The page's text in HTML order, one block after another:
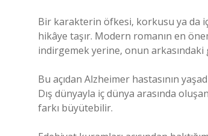
Bir karakterin öfkesi, korkusu ya da
hikâye taşır. Modern romanın en
indirgemek yerine, onun arkasındaki
Bu açıdan Alzheimer hastasının
Dış dünyayla iç dünya arasında
farkı büyütebilir.